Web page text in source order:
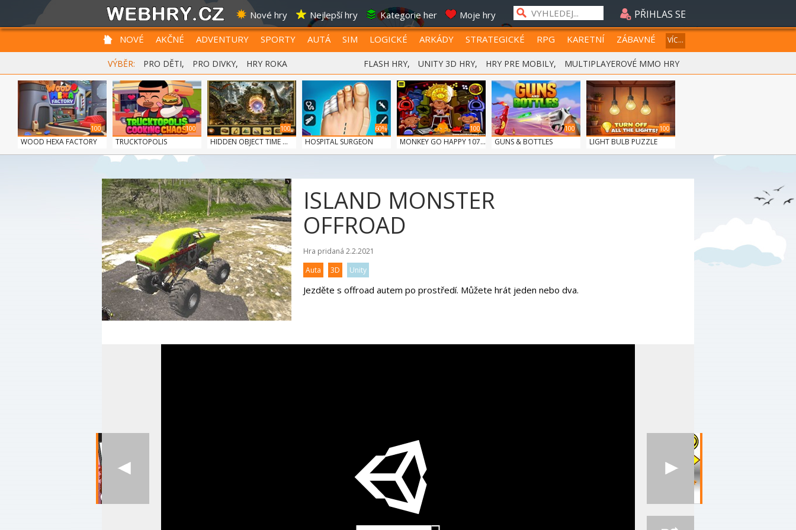
Nové hry Nejlepší hry Kategorie her Moje hry PŘIHLAS SE
NOVÉ AKČNÉ ADVENTURY SPORTY AUTÁ SIM LOGICKÉ ARKÁDY STRATEGICKÉ RPG KARETNÍ ZÁBAVNÉ VÍC...
VÝBĚR: PRO DĚTI, PRO DIVKY, HRY ROKA FLASH HRY, UNITY 3D HRY, HRY PRE MOBILY, MULTIPLAYEROVÉ MMO HRY
100
WOOD HEXA FACTORY
100
TRUCKTOPOLIS
100
HIDDEN OBJECT TIME ...
60%
HOSPITAL SURGEON
100
MONKEY GO HAPPY 107...
100
GUNS & BOTTLES
100
LIGHT BULB PUZZLE
ISLAND MONSTER
OFFROAD
Hra pridaná 2.2.2021
Auta
3D Unity
Jezděte s offroad autem po prostředí. Můžete hrát jeden nebo dva.